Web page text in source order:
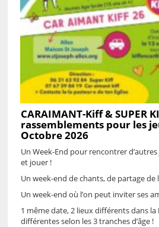
CARAIMANT-Kiff & SUPER
rassemblements pour les
Octobre 2026
Un Week-End pour rencontrer
et jouer !
Un week-end de chants, de partage de
Un week-end où l’on peut inviter ses
1 même date, 2 lieux différents dans la
différentes selon les 3 tranches d’âge !